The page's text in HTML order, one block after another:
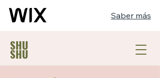
Saber más